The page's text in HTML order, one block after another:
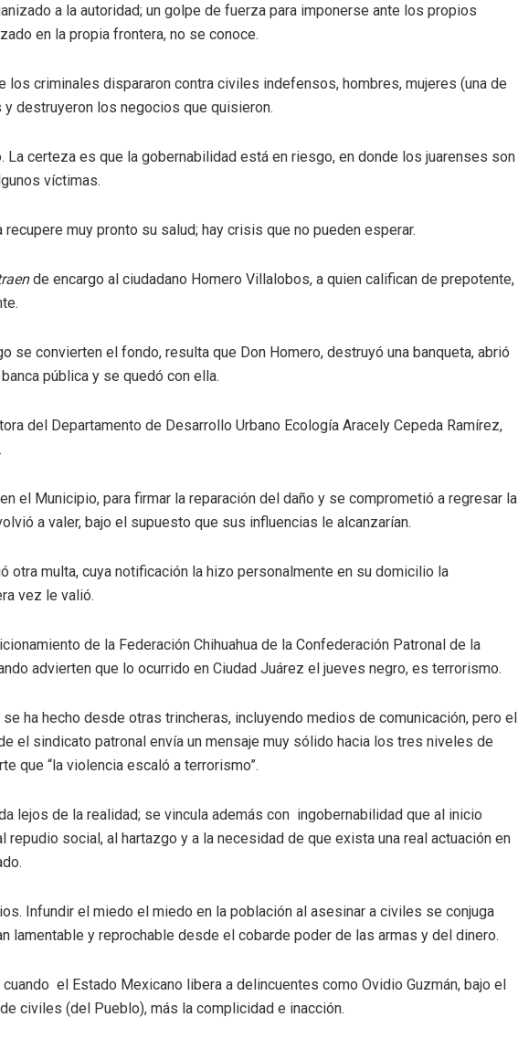
a la autoridad; un golpe de fuerza para imponerse ante los propios
en la propia frontera, no se conoce.
los criminales dispararon contra civiles indefensos, hombres, mujeres (una de
destruyeron los negocios que quisieron.
La certeza es que la gobernabilidad está en riesgo, en donde los juarenses son
víctimas.
recupere muy pronto su salud; hay crisis que no pueden esperar.
de encargo al ciudadano Homero Villalobos, a quien califican de prepotente,
se convierten el fondo, resulta que Don Homero, destruyó una banqueta, abrió
pública y se quedó con ella.
del Departamento de Desarrollo Urbano Ecología Aracely Cepeda Ramírez,
el Municipio, para firmar la reparación del daño y se comprometió a regresar la
a valer, bajo el supuesto que sus influencias le alcanzarían.
otra multa, cuya notificación la hizo personalmente en su domicilio la
vez le valió.
de la Federación Chihuahua de la Confederación Patronal de la
advierten que lo ocurrido en Ciudad Juárez el jueves negro, es terrorismo.
ha hecho desde otras trincheras, incluyendo medios de comunicación, pero el
el sindicato patronal envía un mensaje muy sólido hacia los tres niveles de
que “la violencia escaló a terrorismo”.
lejos de la realidad; se vincula además con ingobernabilidad que al inicio
repudio social, al hartazgo y a la necesidad de que exista una real actuación en
Infundir el miedo el miedo en la población al asesinar a civiles se conjuga
lamentable y reprochable desde el cobarde poder de las armas y del dinero.
el Estado Mexicano libera a delincuentes como Ovidio Guzmán, bajo el
civiles (del Pueblo), más la complicidad e inacción.